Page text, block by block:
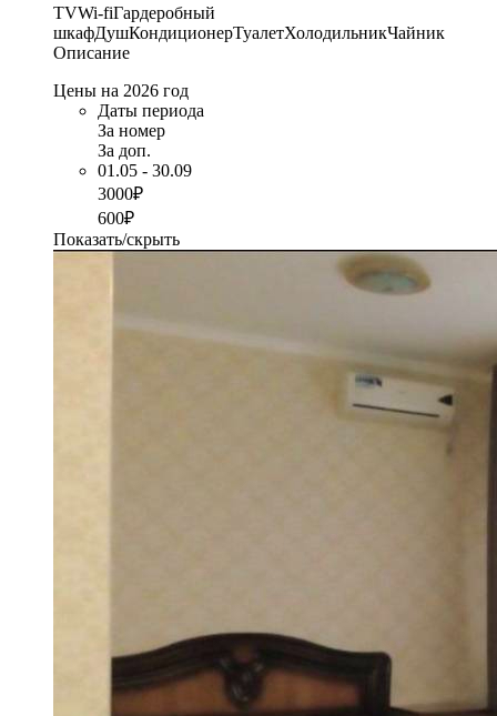
TVWi-fiГардеробный
шкафДушКондиционерТуалетХолодильникЧайник
Описание
Цены на 2026 год
Даты периода
За номер
За доп.
01.05 - 30.09
3000₽
600₽
Показать/скрыть